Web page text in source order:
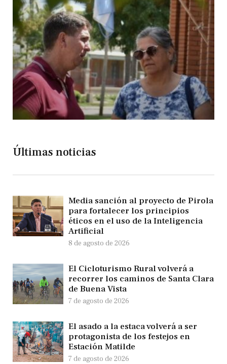
Últimas noticias
Media sanción al proyecto de Pirola
para fortalecer los principios
éticos en el uso de la Inteligencia
Artificial
8 de agosto de 2026
El Cicloturismo Rural volverá a
recorrer los caminos de Santa Clara
de Buena Vista
7 de agosto de 2026
El asado a la estaca volverá a ser
protagonista de los festejos en
Estación Matilde
7 de agosto de 2026